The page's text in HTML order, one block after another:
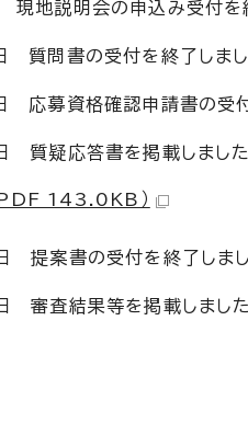
地説明会の申込み受付を
質問書の受付を終了しまし
応募資格確認申請書の受付
質疑応答書を掲載しました
PDF 143.0KB）
提案書の受付を終了しまし
審査結果等を掲載しました